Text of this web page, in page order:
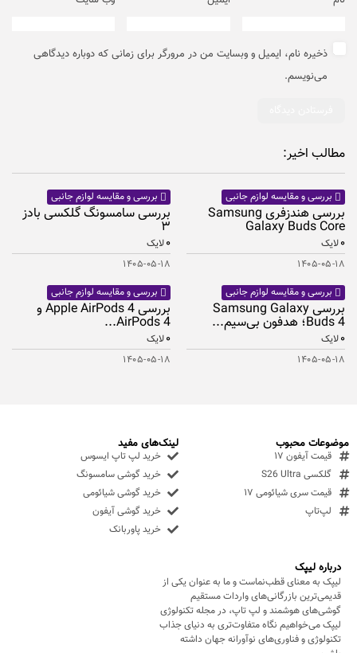
ذخیره نام، ایمیل و وبسایت من در مرورگر برای زمانی که دوباره دیدگاهی
می‌نویسم.
مطالب اخیر:
بررسی و مقایسه لوازم جانبی
بررسی هندزفری Samsung
Galaxy Buds Core
۰لایک
۱۴۰۵-۰۵-۱۸
بررسی و مقایسه لوازم جانبی
بررسی سامسونگ گلکسی بادز
۳
۰لایک
۱۴۰۵-۰۵-۱۸
بررسی و مقایسه لوازم جانبی
بررسی Samsung Galaxy
Buds 4؛ هدفون بی‌سیم...
۰لایک
۱۴۰۵-۰۵-۱۸
بررسی و مقایسه لوازم جانبی
بررسی Apple AirPods 4 و
AirPods 4...
۰لایک
۱۴۰۵-۰۵-۱۸
درباره لیپک
لیپک به معنای قطب‌نماست و ما به عنوان یکی از
قدیمی‌ترین بازرگانی‌های واردات مستقیم
گوشی‌های هوشمند و لپ تاپ، در مجله تکنولوژی
لیپک می‌خواهیم نگاه متفاوت‌تری به دنیای جذاب
تکنولوژی و فناوری‌های نوآورانه جهان داشته
موضوعات محبوب
قیمت آیفون ۱۷
گلکسی S26 Ultra
قیمت سری شیائومی ۱۷
لپ‌تاپ
لینک‌های مفید
خرید لپ تاپ ایسوس
خرید گوشی سامسونگ
خرید گوشی شیائومی
خرید گوشی آیفون
خرید پاوربانک